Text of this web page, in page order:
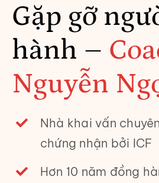
Gặp gỡ
hành –
Nguyễn
Nhà khai vấn
chứng nhận bởi ICF
Hơn 10 năm đồng